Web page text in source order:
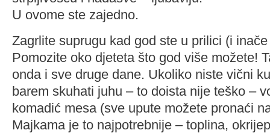
U ovome ste zajedno.
Zagrlite suprugu kad god ste u prilici (i
Pomozite oko djeteta što god više možete!
onda i sve druge dane. Ukoliko niste vični
barem skuhati juhu – to doista nije teško –
komadić mesa (sve upute možete pronaći
Majkama je to najpotrebnije – toplina,